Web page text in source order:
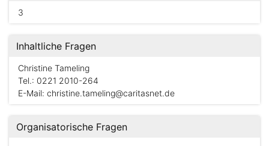
3
Inhaltliche Fragen
Christine Tameling
Tel.: 0221 2010-264
E-Mail: christine.tameling@caritasnet.de
Organisatorische Fragen